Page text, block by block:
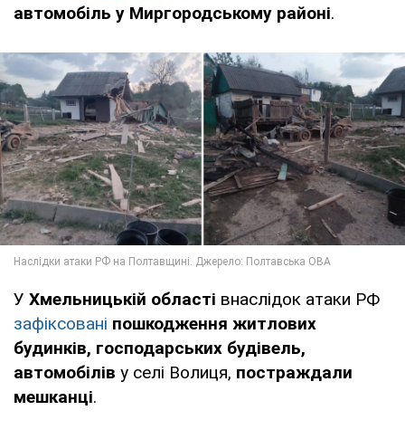
автомобіль у Миргородському районі.
У Хмельницькій області внаслідок атаки РФ
зафіксовані пошкодження житлових
будинків, господарських будівель,
автомобілів у селі Волиця, постраждали
мешканці.